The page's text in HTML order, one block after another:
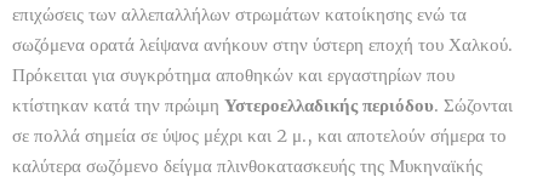
επιχώσεις των αλλεπαλλήλων στρωμάτων κατοίκησης ενώ τα
σωζόμενα ορατά λείψανα ανήκουν στην ύστερη εποχή του Χαλκού.
Πρόκειται για συγκρότημα αποθηκών και εργαστηρίων που
κτίστηκαν κατά την πρώιμη Υστεροελλαδικής περιόδου. Σώζονται
σε πολλά σημεία σε ύψος μέχρι και 2 μ., και αποτελούν σήμερα το
καλύτερα σωζόμενο δείγμα πλινθοκατασκευής της Μυκηναϊκής